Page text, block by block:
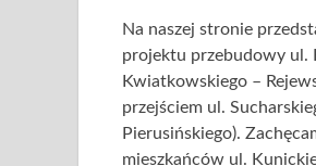
Na naszej stronie
projektu przebudowy ul.
Kwiatkowskiego –
przejściem ul.
Pierusińskiego).
mieszkańców ul.